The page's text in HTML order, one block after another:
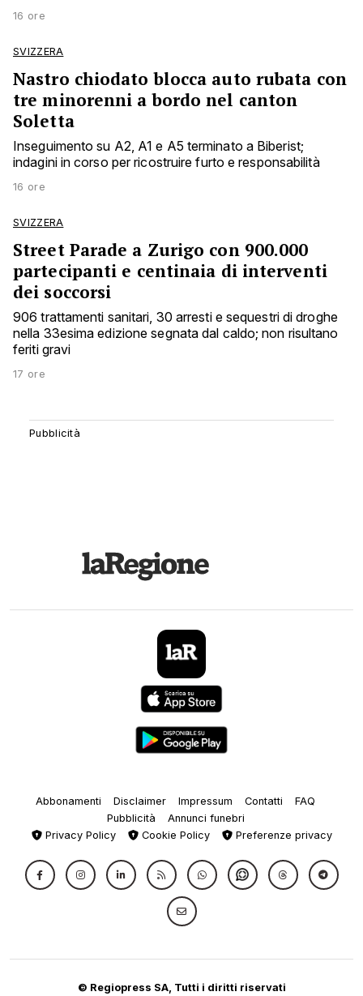
16 ore
SVIZZERA
Nastro chiodato blocca auto rubata con
tre minorenni a bordo nel canton
Soletta
Inseguimento su A2, A1 e A5 terminato a Biberist;
indagini in corso per ricostruire furto e responsabilità
16 ore
SVIZZERA
Street Parade a Zurigo con 900.000
partecipanti e centinaia di interventi
dei soccorsi
906 trattamenti sanitari, 30 arresti e sequestri di droghe
nella 33esima edizione segnata dal caldo; non risultano
feriti gravi
17 ore
Abbonamenti Disclaimer Impressum Contatti
FAQ
Pubblicità
Annunci funebri
Privacy Policy
Cookie Policy Preferenze privacy
© Regiopress SA, Tutti i diritti riservati